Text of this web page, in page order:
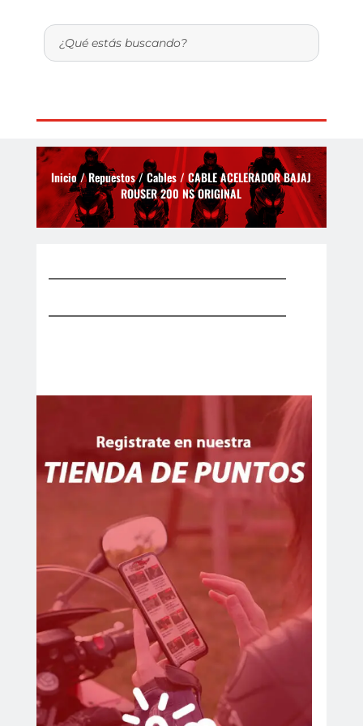
Inicio/Repuestos/Cables / CABLE ACELERADOR BAJAJ
ROUSER 200 NS ORIGINAL